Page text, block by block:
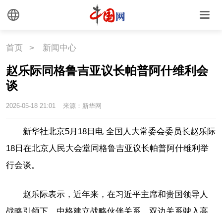
首页 > 新闻中心
赵乐际同格鲁吉亚议长帕普阿什维利会
谈
2026-05-18 21:01 来源：新华网
新华社北京5月18日电 全国人大常委会委员长赵乐际
18日在北京人民大会堂同格鲁吉亚议长帕普阿什维利举
行会谈。
赵乐际表示，近年来，在习近平主席和贵国领导人
战略引领下，中格建立战略伙伴关系，双边关系驶入高